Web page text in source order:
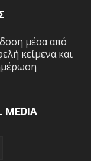
μέσα από
κείμενα και
MEDIA